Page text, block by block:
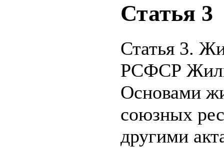
Статья 3
Статья 3.
РСФСР
Основами
союзных
другими